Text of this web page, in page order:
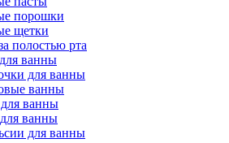
порошки
щетки
полостью рта
ванны
для ванны
ванны
ванны
ванны
для ванны